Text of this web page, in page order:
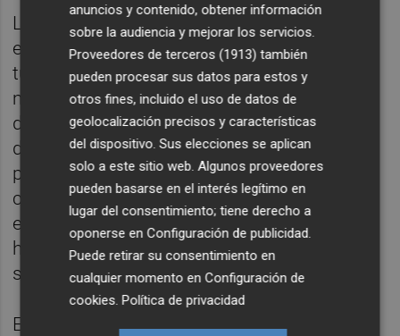
La gestión eficiente del agua adquiere
especial relevancia en muchas regiones
turísticas, particularmente en zonas
mediterráneas. La instalación de sistemas
de reutilización de aguas grises, tecnologías
de ahorro y programas de concienciación
pueden reducir el consumo sin afectar la
calidad del servicio. La incorporación de
energías renovables permite disminuir la
huella de carbono y reforzar su imagen de
sostenibilidad.
El turismo puede convertirse en una gran
anuncios y contenido, obtener información
sobre la audiencia y mejorar los servicios.
Proveedores de terceros (1913) también
pueden procesar sus datos para estos y
otros fines, incluido el uso de datos de
geolocalización precisos y características
del dispositivo. Sus elecciones se aplican
solo a este sitio web. Algunos proveedores
pueden basarse en el interés legítimo en
lugar del consentimiento; tiene derecho a
oponerse enConfiguración de publicidad
Puede retirar su consentimiento en
cualquier momento enConfiguración de
cookies .Política de privacidad